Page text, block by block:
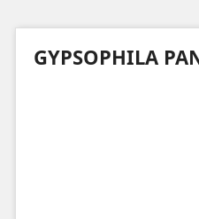
GYPSOPHILA